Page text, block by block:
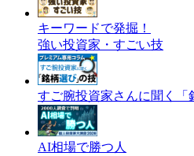
キーワードで発掘！
強い投資家・すごい技
すご腕投資家さんに聞く「
AI相場で勝つ人